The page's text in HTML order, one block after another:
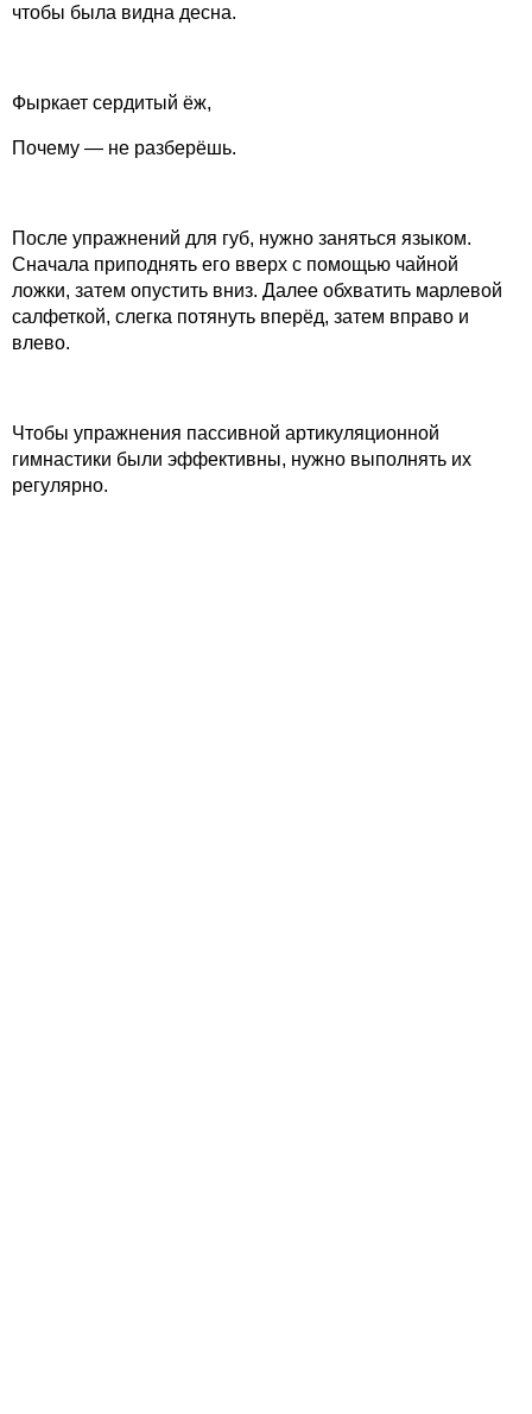
чтобы была видна десна.
Фыркает сердитый ёж,
Почему — не разберёшь.
После упражнений для губ, нужно заняться языком.
Сначала приподнять его вверх с помощью чайной
ложки, затем опустить вниз. Далее обхватить марлевой
салфеткой, слегка потянуть вперёд, затем вправо и
влево.
Чтобы упражнения пассивной артикуляционной
гимнастики были эффективны, нужно выполнять их
регулярно.